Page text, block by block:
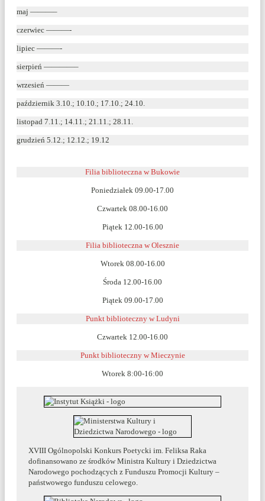
maj ———–
czerwiec ———-
lipiec ———-
sierpień ————–
wrzesień ———
październik 3.10.; 10.10.; 17.10.; 24.10.
listopad 7.11.; 14.11.; 21.11.; 28.11.
grudzień 5.12.; 12.12.; 19.12
Filia biblioteczna w Bukowie
Poniedziałek 09.00-17.00
Czwartek 08.00-16.00
Piątek 12.00-16.00
Filia biblioteczna w Olesznie
Wtorek 08.00-16.00
Środa 12.00-16.00
Piątek 09.00-17.00
Punkt biblioteczny w Ludyni
Czwartek 12.00-16.00
Punkt biblioteczny w Mieczynie
Wtorek 8:00-16:00
XVIII Ogólnopolski Konkurs Poetycki im. Feliksa Raka
dofinansowano ze środków Ministra Kultury i Dziedzictwa
Narodowego pochodzących z Funduszu Promocji Kultury –
państwowego funduszu celowego.